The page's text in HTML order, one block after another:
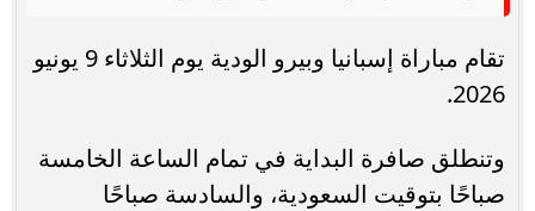
تقام مباراة إسبانيا وبيرو الودية يوم الثلاثاء 9 يونيو
2026.
وتنطلق صافرة البداية في تمام الساعة الخامسة
صباحًا بتوقيت السعودية، والسادسة صباحًا